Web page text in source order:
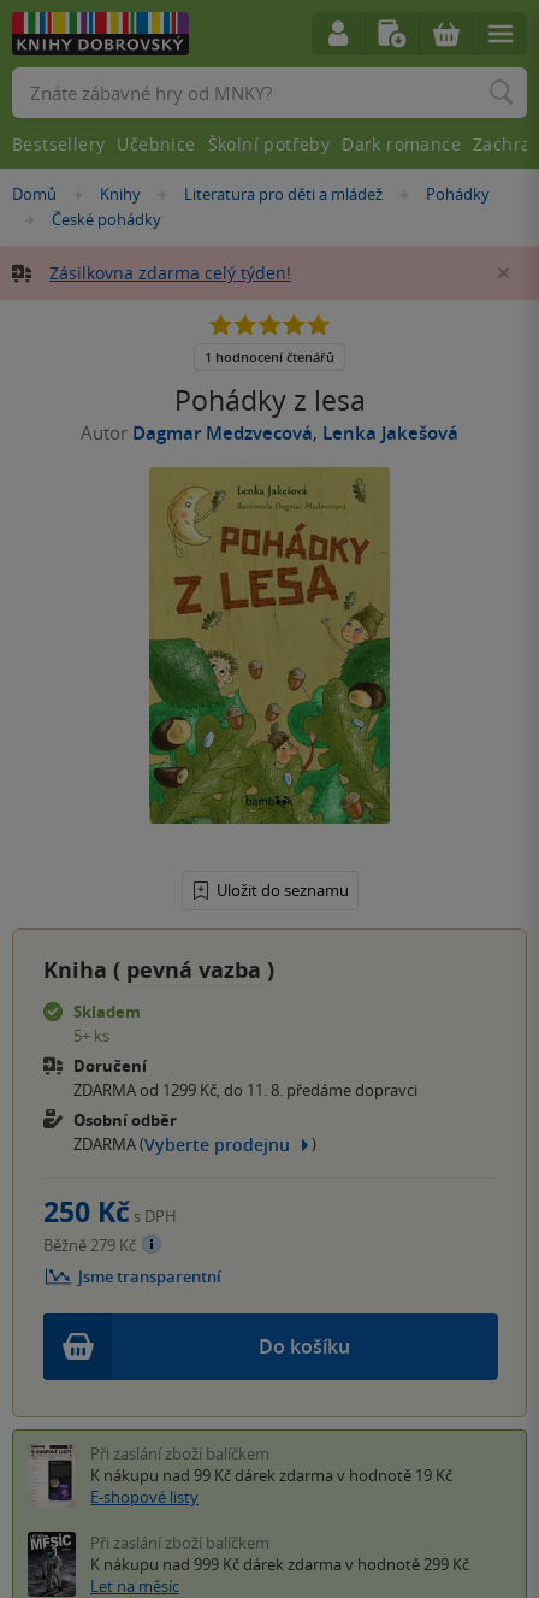
Nacházíte
Domů »Knihy »
Literatura pro děti a mládež »Pohádky
»
České pohádky
Zásilkovna zdarma celý týden!
Pohádky z lesa
Autor Dagmar Medzvecová, Lenka Jakešová
Uložit do seznamu
5.0
5
1 hodnocení čtenářů
Kniha ( pevná vazba )
Skladem
5+ ks
Doručení
ZDARMA od 1299 Kč, do 11. 8. předáme dopravci
Osobní odběr
ZDARMA (Vyberte prodejnu )
Do košíku
250 Kč s DPH
Běžně 279 Kč
Jsme transparentní
Při zaslání zboží balíčkem
K nákupu nad 99 Kč dárek zdarma v hodnotě 19 Kč
E-shopové listy
Při zaslání zboží balíčkem
K nákupu nad 999 Kč dárek zdarma v hodnotě 299 Kč
Let na měsíc
Vyhledávání
Bestsellery Učebnice Školní potřeby Dark romance